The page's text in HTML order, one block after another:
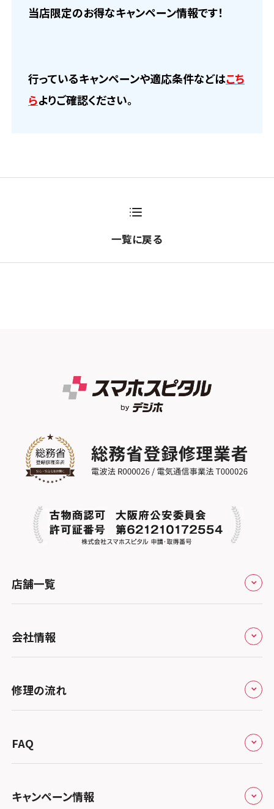
当店限定のお得なキャンペーン情報です！
行っているキャンペーンや適応条件などはこち
らよりご確認ください。
一覧に戻る
店舗一覧
北海道・東北
スマホスピタル大丸札幌
関東
スマホスピタル宇都宮
スマホスピタル 高崎
スマホスピタル鴻巣
スマホスピタル テルル三芳
北陸・甲信越
スマホスピタルアル・プラザ小松
スマホスピタル 北陸総合修理センター
スマホスピタル 長野
東海
スマホスピタル岐阜
スマホスピタル 浜松
関西
スマホスピタル 大阪梅田
中国・四国
会社情報
会社概要
総務省登録業者
特定商取引法に関する表記
プライバシーポリシー
修理の流れ
郵送修理の流れ
FAQ
キャンペーン情報